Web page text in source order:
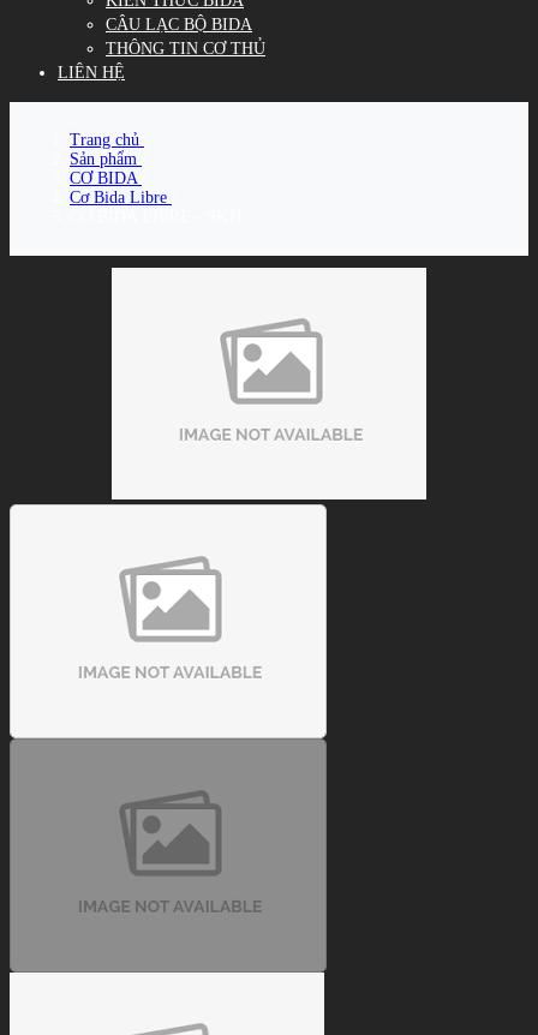
CÂU LẠC BỘ BIDA
THÔNG TIN CƠ THỦ
LIÊN HỆ
Trang chủ
Sản phẩm
CƠ BIDA
Cơ Bida Libre